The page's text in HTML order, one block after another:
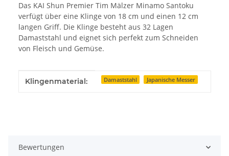
Das KAI Shun Premier Tim Mälzer Minamo Santoku
verfügt über eine Klinge von 18 cm und einen 12 cm
langen Griff. Die Klinge besteht aus 32 Lagen
Damaststahl und eignet sich perfekt zum Schneiden
von Fleisch und Gemüse.
Produkteigenschaft
Wert
Klingenmaterial: Damaststahl Japanische Messer
Bewertungen